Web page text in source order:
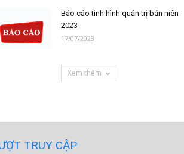
Báo cáo tình hình quản trị bán niên
2023
17/07/2023
Xem thêm
TRUY CẬP